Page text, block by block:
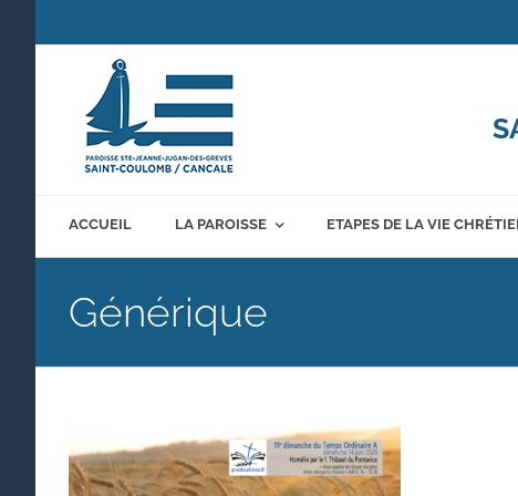
ACCUEIL LA PAROISSE ETAPES DE LA VIE
Générique